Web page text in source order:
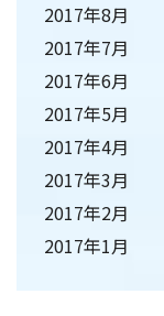
2017年8月
2017年7月
2017年6月
2017年5月
2017年4月
2017年3月
2017年2月
2017年1月